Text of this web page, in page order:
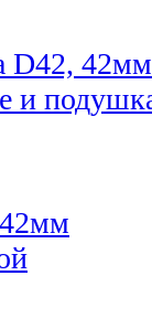
D42, 42мм
и